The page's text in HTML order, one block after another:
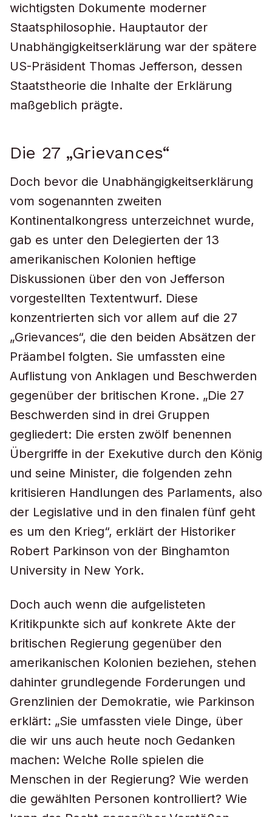
wichtigsten Dokumente moderner
Staatsphilosophie. Hauptautor der
Unabhängigkeitserklärung war der spätere
US-Präsident Thomas Jefferson, dessen
Staatstheorie die Inhalte der Erklärung
maßgeblich prägte.
Die 27 „Grievances“
Doch bevor die Unabhängigkeitserklärung
vom sogenannten zweiten
Kontinentalkongress unterzeichnet wurde,
gab es unter den Delegierten der 13
amerikanischen Kolonien heftige
Diskussionen über den von Jefferson
vorgestellten Textentwurf. Diese
konzentrierten sich vor allem auf die 27
„Grievances“, die den beiden Absätzen der
Präambel folgten. Sie umfassten eine
Auflistung von Anklagen und Beschwerden
gegenüber der britischen Krone. „Die 27
Beschwerden sind in drei Gruppen
gegliedert: Die ersten zwölf benennen
Übergriffe in der Exekutive durch den König
und seine Minister, die folgenden zehn
kritisieren Handlungen des Parlaments, also
der Legislative und in den finalen fünf geht
es um den Krieg“, erklärt der Historiker
Robert Parkinson von der Binghamton
University in New York.
Doch auch wenn die aufgelisteten
Kritikpunkte sich auf konkrete Akte der
britischen Regierung gegenüber den
amerikanischen Kolonien beziehen, stehen
dahinter grundlegende Forderungen und
Grenzlinien der Demokratie, wie Parkinson
erklärt: „Sie umfassten viele Dinge, über
die wir uns auch heute noch Gedanken
machen: Welche Rolle spielen die
Menschen in der Regierung? Wie werden
die gewählten Personen kontrolliert? Wie